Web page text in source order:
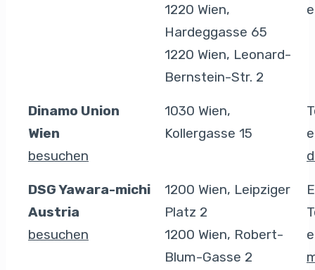
1220 Wien,
Hardeggasse 65
1220 Wien, Leonard-
Bernstein-Str. 2
Dinamo Union
Wien
besuchen
1030 Wien,
Kollergasse 15
DSG Yawara-michi
Austria
besuchen
1200 Wien, Leipziger
Platz 2
1200 Wien, Robert-
Blum-Gasse 2